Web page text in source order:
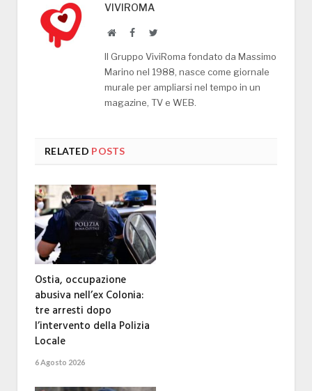
VIVIROMA
WebsiteFacebookTwitter
Il Gruppo ViviRoma fondato da Massimo
Marino nel 1988, nasce come giornale
murale per ampliarsi nel tempo in un
magazine, TV e WEB.
RELATED POSTS
Ostia, occupazione
abusiva nell’ex Colonia:
tre arresti dopo
l’intervento della Polizia
Locale
6 Agosto 2026